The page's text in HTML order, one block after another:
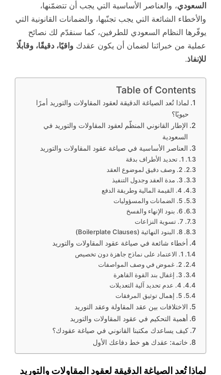
السعودي، والعناصر الأساسية التي يجب أن تتضمّنها،
والأخطاء الشائعة التي يجب تجنّبها، والضمانات القانونية التي
يوفّرها النظام السعودي للطرفين، كما سنقدّم لك نصائح
عملية من خبرائنا لضمان أن يكون عقدك واقيًا، دقيقًا، وقابلًا
للإنفاذ.
Table of Contents
لماذا تُعد الصياغة الدقيقة لعقود المقاولات والتوريد أمرًا
حيويًا؟
الإطار القانوني المنظّم لعقود المقاولات والتوريد في
السعودية
العناصر الأساسية في صياغة عقود المقاولات والتوريد
1. تحديد الأطراف بدقة
2. وصف دقيق لموضوع العقد
3. مدة العقد وجدول التنفيذ
4. القيمة المالية وطريقة الدفع
5. الضمانات والمسؤوليات
6. بنود الإنهاء والفسخ
7. تسوية النزاعات
8. البنود النهائية (Boilerplate Clauses)
أخطاء شائعة في صياغة عقود المقاولات والتوريد
1. الاعتماد على نماذج جاهزة دون تخصيص
2. غموض في وصف المواصفات
3. إغفال بند القوة القاهرة
4. عدم تحديد آلية التعديلات
5. إهمال توثيق المرفقات
الاختلافات بين عقد المقاولة وعقد التوريد
أهمية التحكيم في عقود المقاولات والتوريد
كيف يساعدك مكتبنا القانوني في صياغة عقودك؟
خاتمة: عقدك هو خط دفاعك الأول
لماذا تُعد الصياغة الدقيقة لعقود المقاولات والتوريد